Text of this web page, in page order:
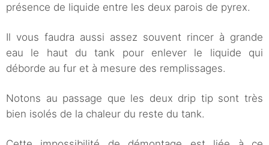
présence de liquide entre les deux parois de pyrex.
Il vous faudra aussi assez souvent rincer à grande
eau le haut du tank pour enlever le liquide qui
déborde au fur et à mesure des remplissages.
Notons au passage que les deux drip tip sont très
bien isolés de la chaleur du reste du tank.